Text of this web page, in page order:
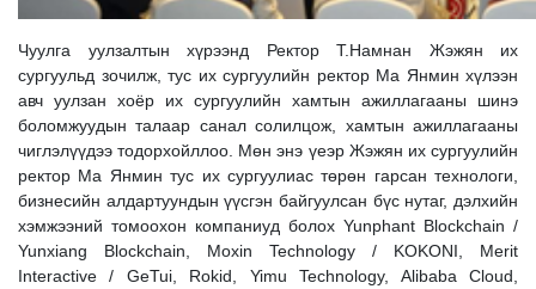
Чуулга уулзалтын хүрээнд Ректор Т.Намнан Жэжян их
сургуульд зочилж, тус их сургуулийн ректор Ма Янмин хүлээн
авч уулзан хоёр их сургуулийн хамтын ажиллагааны шинэ
боломжуудын талаар санал солилцож, хамтын ажиллагааны
чиглэлүүдээ тодорхойллоо. Мөн энэ үеэр Жэжян их сургуулийн
ректор Ма Янмин тус их сургуулиас төрөн гарсан технологи,
бизнесийн алдартуундын үүсгэн байгуулсан бүс нутаг, дэлхийн
хэмжээний томоохон компаниуд болох Yunphant Blockchain /
Yunxiang Blockchain, Moxin Technology / KOKONI, Merit
Interactive / GeTui, Rokid, Yimu Technology, Alibaba Cloud,